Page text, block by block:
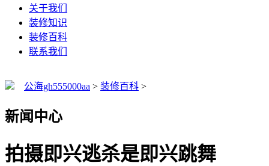
关于我们
装修知识
装修百科
联系我们
公海gh555000aa > 装修百科 >
新闻中心
拍摄即兴逃杀是即兴跳舞